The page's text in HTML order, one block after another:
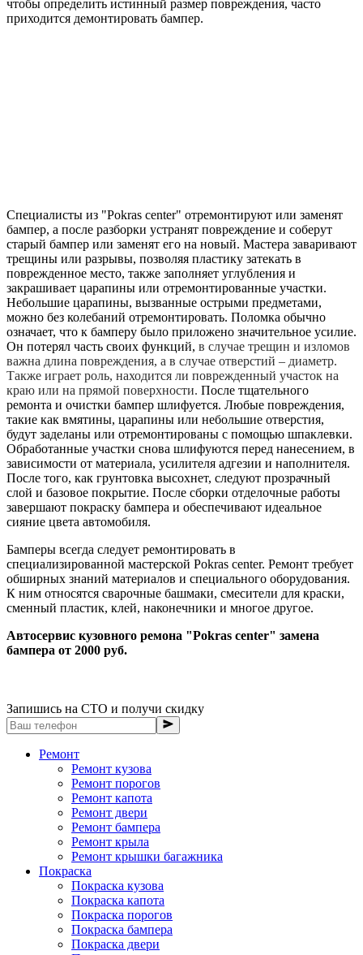
чтобы определить истинный размер повреждения, часто
приходится демонтировать бампер.
Специалисты из "Pokras center" отремонтируют или заменят
бампер, а после разборки устранят повреждение и соберут
старый бампер или заменят его на новый. Мастера заваривают
трещины или разрывы, позволяя пластику затекать в
поврежденное место, также заполняет углубления и
закрашивает царапины или отремонтированные участки.
Небольшие царапины, вызванные острыми предметами,
можно без колебаний отремонтировать. Поломка обычно
означает, что к бамперу было приложено значительное усилие.
Он потерял часть своих функций, в случае трещин и изломов
важна длина повреждения, а в случае отверстий – диаметр.
Также играет роль, находится ли поврежденный участок на
краю или на прямой поверхности. После тщательного
ремонта и очистки бампер шлифуется. Любые повреждения,
такие как вмятины, царапины или небольшие отверстия,
будут заделаны или отремонтированы с помощью шпаклевки.
Обработанные участки снова шлифуются перед нанесением, в
зависимости от материала, усилителя адгезии и наполнителя.
После того, как грунтовка высохнет, следуют прозрачный
слой и базовое покрытие. После сборки отделочные работы
завершают покраску бампера и обеспечивают идеальное
сияние цвета автомобиля.
Бамперы всегда следует ремонтировать в
специализированной мастерской Pokras center. Ремонт требует
обширных знаний материалов и специального оборудования.
К ним относятся сварочные башмаки, смесители для краски,
сменный пластик, клей, наконечники и многое другое.
Автосервис кузовного ремона "Pokras center" замена
бампера от 2000 руб.
Запишись на СТО и получи скидку
Ремонт
Ремонт кузова
Ремонт порогов
Ремонт капота
Ремонт двери
Ремонт бампера
Ремонт крыла
Ремонт крышки багажника
Покраска
Покраска кузова
Покраска капота
Покраска порогов
Покраска бампера
Покраска двери